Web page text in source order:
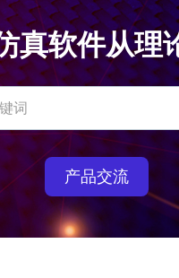
真软件从理
产品交流